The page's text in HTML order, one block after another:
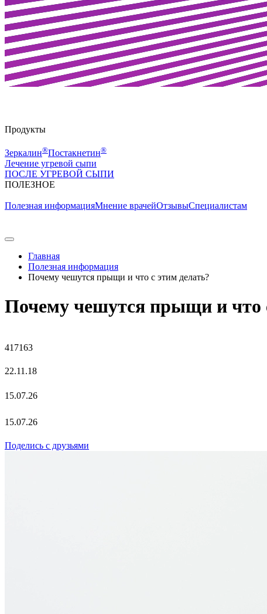
Продукты
Зеркалин®Постакнетин®
Лечение угревой сыпи
ПОСЛЕ УГРЕВОЙ СЫПИ
ПОЛЕЗНОE
Полезная информацияМнение врачейОтзывыСпециалистам
Главная
Полезная информация
Почему чешутся прыщи и что с этим делать?
Почему чешутся прыщи и что
417163
22.11.18
15.07.26
15.07.26
Поделись с друзьями